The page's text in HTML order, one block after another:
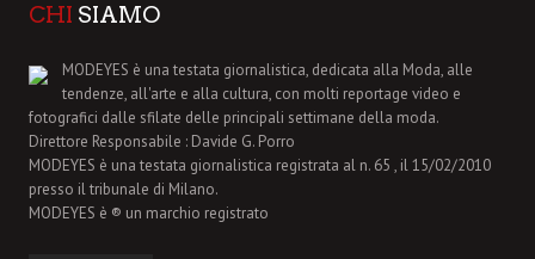
CHI SIAMO
MODEYES è una testata giornalistica, dedicata alla Moda, alle
tendenze, all'arte e alla cultura, con molti reportage video e
fotografici dalle sfilate delle principali settimane della moda.
Direttore Responsabile : Davide G. Porro
MODEYES è una testata giornalistica registrata al n. 65 , il 15/02/2010
presso il tribunale di Milano.
MODEYES è ® un marchio registrato